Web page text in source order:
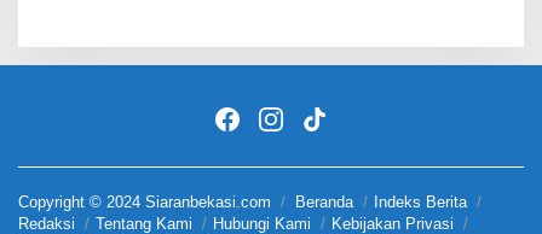
Copyright © 2024 Siaranbekasi.com Beranda
Indeks Berita
Redaksi
Tentang Kami Hubungi Kami
Kebijakan Privasi